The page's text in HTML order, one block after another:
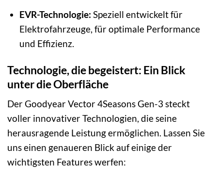
EVR-Technologie: Speziell entwickelt für
Elektrofahrzeuge, für optimale Performance
und Effizienz.
Technologie, die begeistert: Ein Blick
unter die Oberfläche
Der Goodyear Vector 4Seasons Gen-3 steckt
voller innovativer Technologien, die seine
herausragende Leistung ermöglichen. Lassen Sie
uns einen genaueren Blick auf einige der
wichtigsten Features werfen: